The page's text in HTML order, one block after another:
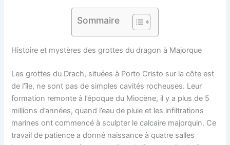
Sommaire
Histoire et mystères des grottes du dragon à Majorque
Les grottes du Drach, situées à Porto Cristo sur la côte est
de l’île, ne sont pas de simples cavités rocheuses. Leur
formation remonte à l’époque du Miocène, il y a plus de 5
millions d’années, quand l’eau de pluie et les infiltrations
marines ont commencé à sculpter le calcaire majorquin. Ce
travail de patience a donné naissance à quatre salles